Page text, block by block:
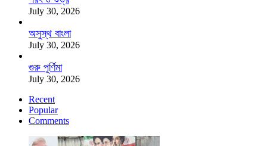
July 30, 2026
অসুস্থ বাংলা
July 30, 2026
গুরু পূর্ণিমা
July 30, 2026
Recent
Popular
Comments